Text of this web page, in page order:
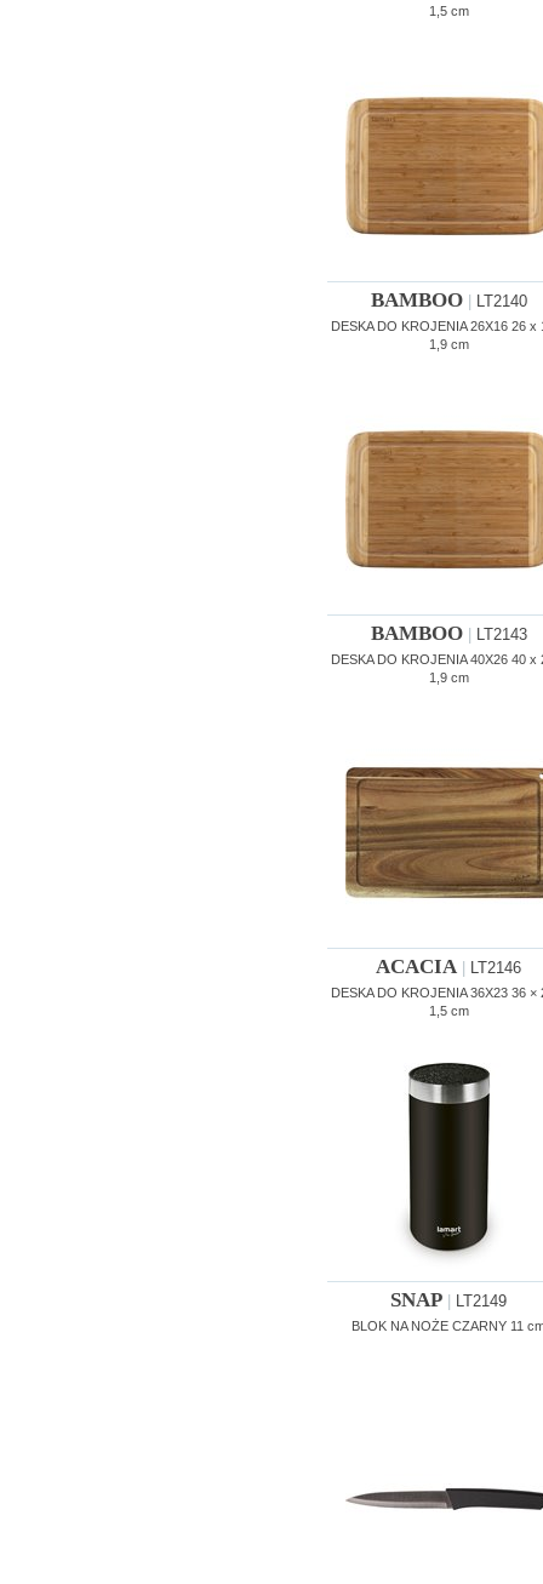
1,5 cm
BAMBOO| LT2140
DESKA DO KROJENIA 26X16 26 x
1,9 cm
BAMBOO| LT2143
DESKA DO KROJENIA 40X26 40 x
1,9 cm
ACACIA LT2146
DESKA DO KROJENIA 36X23 36 ×
1,5 cm
SNAP LT2149
BLOK NA NOŻE CZARNY 11